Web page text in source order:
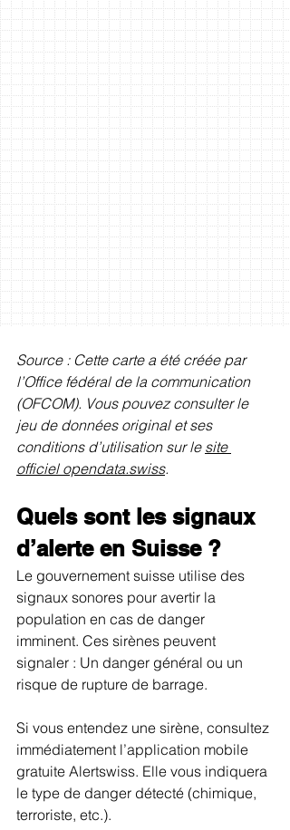
Source : Cette carte a été créée par
l’Office fédéral de la communication
(OFCOM). Vous pouvez consulter le
jeu de données original et ses
conditions d’utilisation sur le site
officiel opendata.swiss.
Quels sont les signaux
d’alerte en Suisse ?
Le gouvernement suisse utilise des
signaux sonores pour avertir la
population en cas de danger
imminent. Ces sirènes peuvent
signaler : Un danger général ou un
risque de rupture de barrage.
Si vous entendez une sirène, consultez
immédiatement l’application mobile
gratuite Alertswiss. Elle vous indiquera
le type de danger détecté (chimique,
terroriste, etc.).